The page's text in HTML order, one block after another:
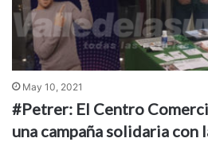
May 10, 2021
#Petrer: El Centro
una campaña solidaria con